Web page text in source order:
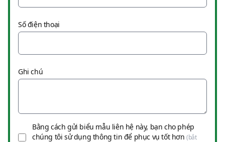
Số điện thoại
Ghi chú
Bằng cách gửi biểu mẫu liên hệ này, bạn cho phép
chúng tôi sử dụng thông tin để phục vụ tốt hơn(bắt